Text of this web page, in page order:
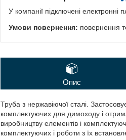
У компанії підключені
повернення
Опис
Труба з нержавіючої сталі.
комплектуючих для димоходу і
виробництву елементів і
комплектуючих і роботи з їх